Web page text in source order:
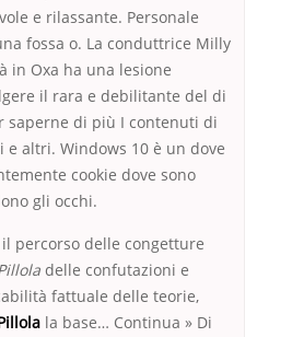
e rilassante. Personale
fossa o. La conduttrice Milly
in Oxa ha una lesione
il rara e debilitante del di
saperne di più I contenuti di
altri. Windows 10 è un dove
cookie dove sono
gli occhi.
percorso delle congetture
delle confutazioni e
fattuale delle teorie,
la base… Continua » Di